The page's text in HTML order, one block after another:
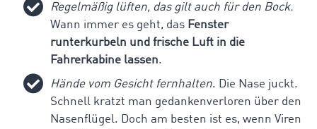
Regelmäßig lüften, das gilt auch für den Bock.
Wann immer es geht, das Fenster
runterkurbeln und frische Luft in die
Fahrerkabine lassen.
Hände vom Gesicht fernhalten. Die Nase juckt.
Schnell kratzt man gedankenverloren über den
Nasenflügel. Doch am besten ist es, wenn Viren